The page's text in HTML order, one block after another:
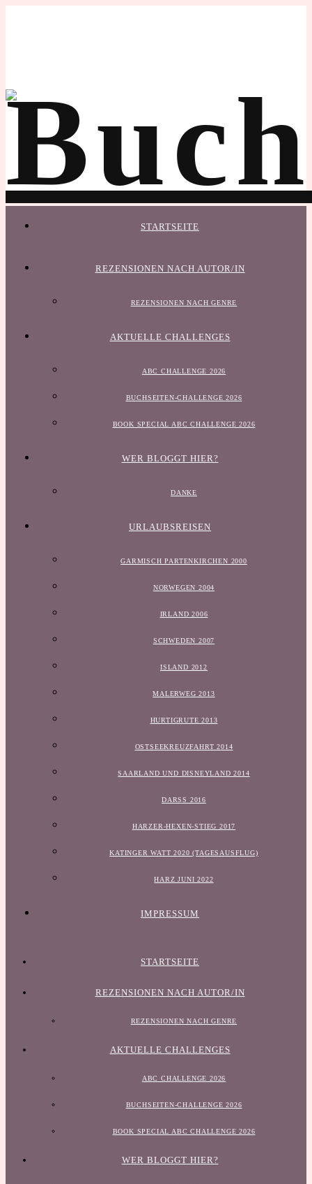
STARTSEITE
REZENSIONEN NACH AUTOR/IN
REZENSIONEN NACH GENRE
AKTUELLE CHALLENGES
ABC CHALLENGE 2026
BUCHSEITEN-CHALLENGE 2026
BOOK SPECIAL ABC CHALLENGE 2026
WER BLOGGT HIER?
DANKE
URLAUBSREISEN
GARMISCH PARTENKIRCHEN 2000
NORWEGEN 2004
IRLAND 2006
SCHWEDEN 2007
ISLAND 2012
MALERWEG 2013
HURTIGRUTE 2013
OSTSEEKREUZFAHRT 2014
SAARLAND UND DISNEYLAND 2014
DARSS 2016
HARZER-HEXEN-STIEG 2017
KATINGER WATT 2020 (TAGESAUSFLUG)
HARZ JUNI 2022
IMPRESSUM
STARTSEITE
REZENSIONEN NACH AUTOR/IN
REZENSIONEN NACH GENRE
AKTUELLE CHALLENGES
ABC CHALLENGE 2026
BUCHSEITEN-CHALLENGE 2026
BOOK SPECIAL ABC CHALLENGE 2026
WER BLOGGT HIER?